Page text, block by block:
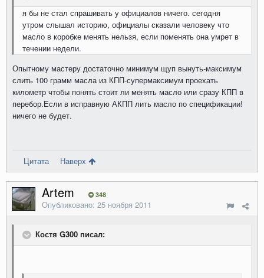
я бы не стал спрашивать у официалов ничего. сегодня
утром слышал историю, официалы сказали человеку что
масло в коробке менять нельзя, если поменять она умрет в
течении недели.
Опытному мастеру достаточно минимум щуп вынуть-максимум
слить 100 грамм масла из КПП-супермаксимум проехать
километр чтобы понять стоит ли менять масло или сразу КПП в
перебор.Если в исправную АКПП лить масло по спецификации!
ничего не будет.
Цитата Наверх
Artem 348
Опубликовано: 25 ноября 2011
Костя G300 писал: